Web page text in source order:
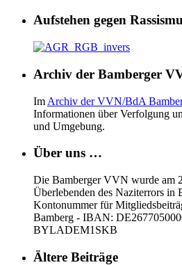
Aufstehen gegen
Archiv der Bamberger
Im Archiv der VVN/BdA
Informationen über Verfolgung
und Umgebung.
Über uns …
Die Bamberger VVN wurde am
Überlebenden des Naziterrors in
Kontonummer für
Bamberg - IBAN:
BYLADEM1SKB
Ältere Beiträge